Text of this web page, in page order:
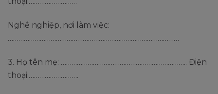
Nghề nghiệp, nơi làm việc:
……………………………………………………………………………………
3. Họ tên mẹ: …………………………………………………………….. Điện
thoại:……………………….